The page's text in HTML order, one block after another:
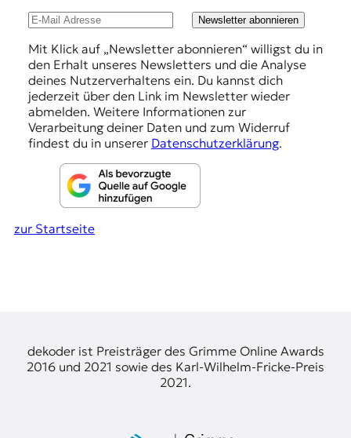
Newsletter abonnieren
Mit Klick auf „Newsletter abonnieren“ willigst du in
den Erhalt unseres Newsletters und die Analyse
deines Nutzerverhaltens ein. Du kannst dich
jederzeit über den Link im Newsletter wieder
abmelden. Weitere Informationen zur
Verarbeitung deiner Daten und zum Widerruf
findest du in unserer Datenschutzerklärung.
zur Startseite
dekoder ist Preisträger des Grimme Online Awards
2016 und 2021 sowie des Karl-Wilhelm-Fricke-Preis
2021.